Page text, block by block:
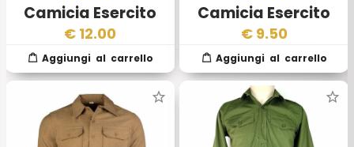
Camicia Esercito
Inglese da Donna
€ 12.00
Camicia Esercito
Austriaco Originale
– Nuova
€ 9.50